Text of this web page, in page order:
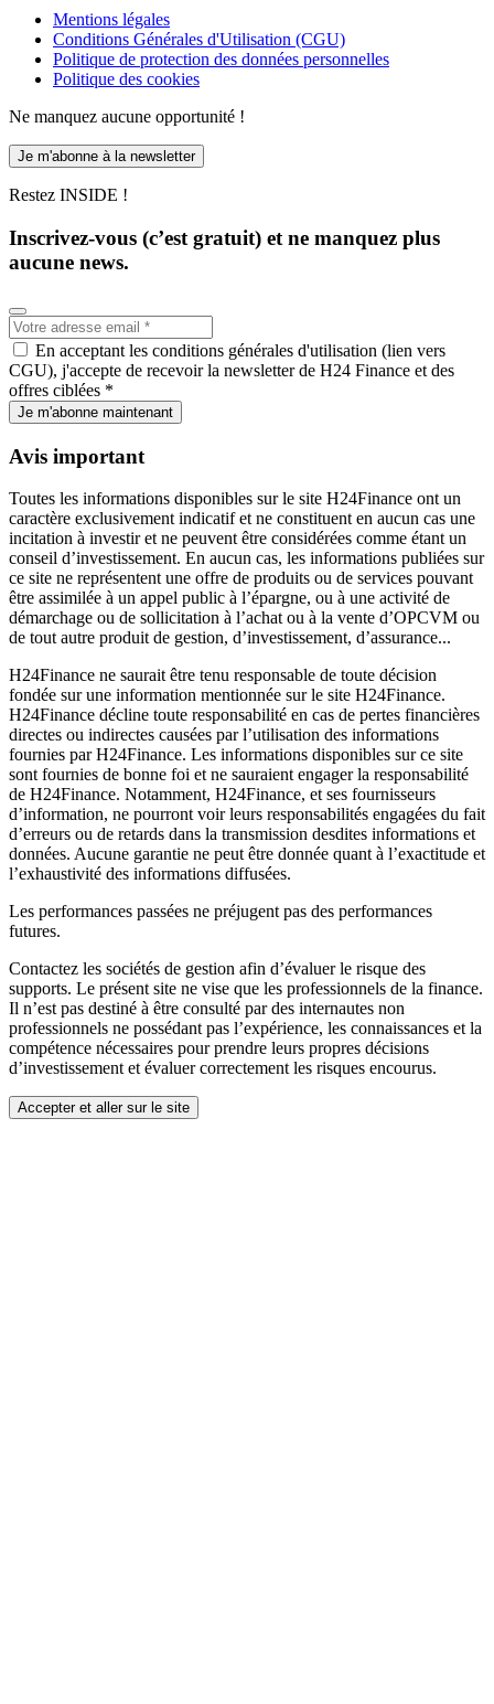
Mentions légales
Conditions Générales d'Utilisation (CGU)
Politique de protection des données personnelles
Politique des cookies
Ne manquez aucune opportunité !
Je m'abonne à la newsletter
Restez INSIDE !
Inscrivez-vous (c’est gratuit) et ne manquez plus
aucune news.
En acceptant les conditions générales d'utilisation (lien vers
CGU), j'accepte de recevoir la newsletter de H24 Finance et des
offres ciblées *
Je m'abonne maintenant
Avis important
Toutes les informations disponibles sur le site H24Finance ont un
caractère exclusivement indicatif et ne constituent en aucun cas une
incitation à investir et ne peuvent être considérées comme étant un
conseil d’investissement. En aucun cas, les informations publiées sur
ce site ne représentent une offre de produits ou de services pouvant
être assimilée à un appel public à l’épargne, ou à une activité de
démarchage ou de sollicitation à l’achat ou à la vente d’OPCVM ou
de tout autre produit de gestion, d’investissement, d’assurance...
H24Finance ne saurait être tenu responsable de toute décision
fondée sur une information mentionnée sur le site H24Finance.
H24Finance décline toute responsabilité en cas de pertes financières
directes ou indirectes causées par l’utilisation des informations
fournies par H24Finance. Les informations disponibles sur ce site
sont fournies de bonne foi et ne sauraient engager la responsabilité
de H24Finance. Notamment, H24Finance, et ses fournisseurs
d’information, ne pourront voir leurs responsabilités engagées du fait
d’erreurs ou de retards dans la transmission desdites informations et
données. Aucune garantie ne peut être donnée quant à l’exactitude et
l’exhaustivité des informations diffusées.
Les performances passées ne préjugent pas des performances
futures.
Contactez les sociétés de gestion afin d’évaluer le risque des
supports. Le présent site ne vise que les professionnels de la finance.
Il n’est pas destiné à être consulté par des internautes non
professionnels ne possédant pas l’expérience, les connaissances et la
compétence nécessaires pour prendre leurs propres décisions
d’investissement et évaluer correctement les risques encourus.
Accepter et aller sur le site